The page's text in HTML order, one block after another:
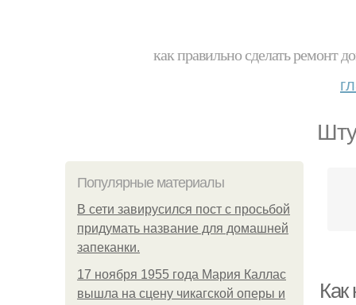
как правильно сделать ремонт
Популярные материалы
В сети завирусился пост с просьбой
придумать название для домашней
запеканки.
17 ноября 1955 года Мария Каллас
вышла на сцену чикагской оперы и
Как